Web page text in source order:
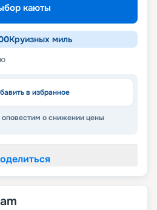
каюты
Круизных миль
в избранное
о снижении цены